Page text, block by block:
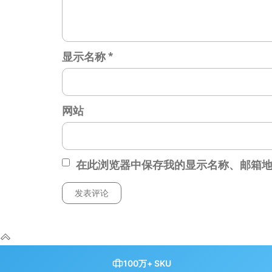
显示名称*
网站
在此浏览器中保存我的显示名称、邮箱
100万+ SKU